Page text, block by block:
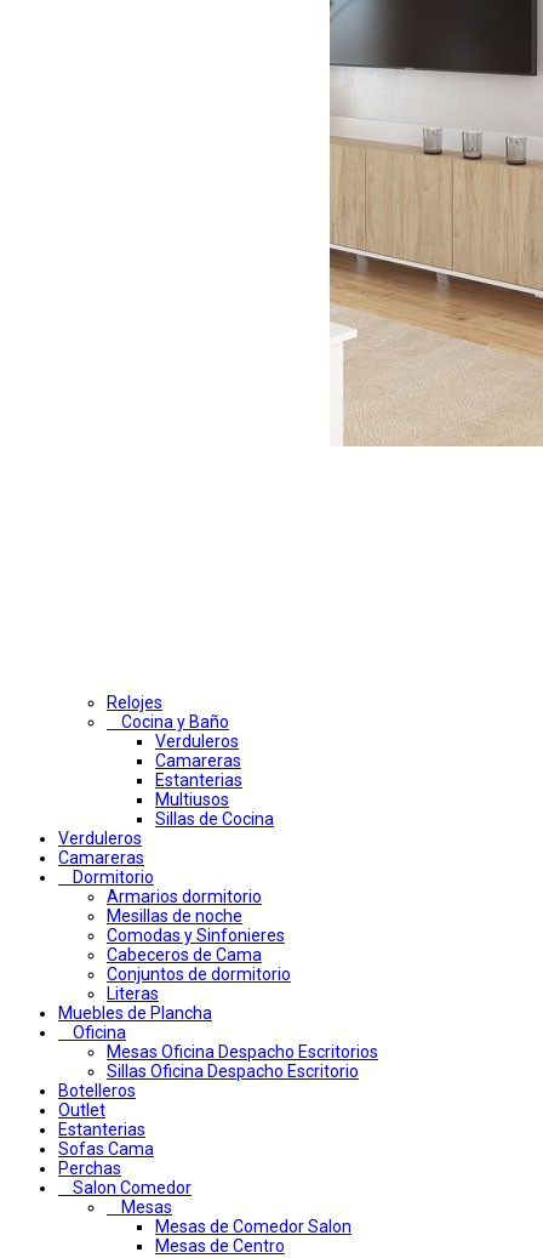
Relojes
Cocina y Baño
Verduleros
Camareras
Estanterias
Multiusos
Sillas de Cocina
Verduleros
Camareras
Dormitorio
Armarios dormitorio
Mesillas de noche
Comodas y Sinfonieres
Cabeceros de Cama
Conjuntos de dormitorio
Literas
Muebles de Plancha
Oficina
Mesas Oficina Despacho Escritorios
Sillas Oficina Despacho Escritorio
Botelleros
Outlet
Estanterias
Sofas Cama
Perchas
Salon Comedor
Mesas
Mesas de Comedor Salon
Mesas de Centro